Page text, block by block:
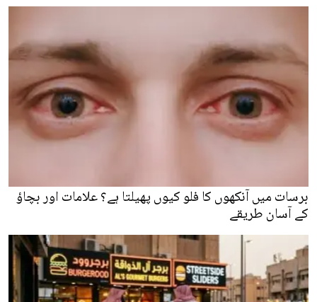
برسات میں آنکھوں کا فلو کیوں پھیلتا ہے؟ علامات اور بچاؤ
کے آسان طریقے